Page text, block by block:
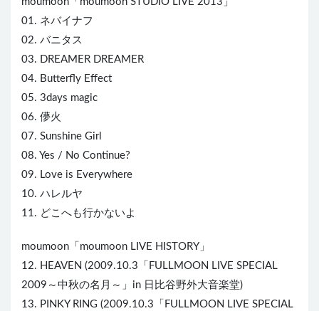
01. ネバイナフ
02. バニタス
03. DREAMER DREAMER
04. Butterfly Effect
05. 3days magic
06. 儚火
07. Sunshine Girl
08. Yes / No Continue?
09. Love is Everywhere
10. ハレルヤ
11. どこへも行かないよ
moumoon「moumoon LIVE HISTORY」
12. HEAVEN (2009.10.3「FULLMOON LIVE SPEC IAL
2009～中秋の名月～」in 日比谷野外大音楽堂)
13. PINKY RING (2009.10.3「FULLMOON LIVE SPECIAL